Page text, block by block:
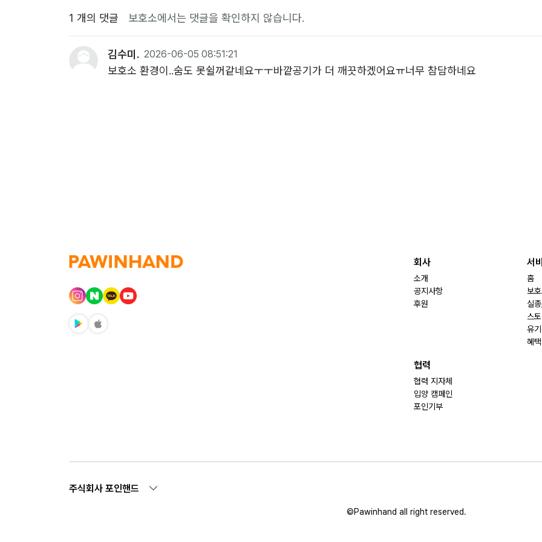
1 개의 댓글 보호소에서는 댓글을 확인하지 않습니다.
김수미. 2026-06-05 08:51:21
보호소 환경이..숨도 못쉴꺼같네요ㅜㅜ바깥공기가 더 깨끗하겠어요ㅠ너무 참담하네요
회사
소개
공지사항
후원
서
홈
보
실
스토
유
혜택
협력
협력 지자체
입양 캠페인
포인기부
주식회사 포인핸드
©Pawinhand all right reserved.